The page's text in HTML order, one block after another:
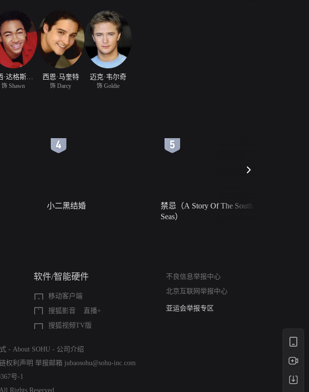
珀西·达格斯三世
饰 Shawn
西恩·马奎特
饰 Darcy
迈克·韦尔奇
饰 Goldie
小二黑结婚
禁忌（A Story Of The South
Seas）
软件/智能硬件
移动客户端
搜狐影音
直播+
搜狐视频TV版
不良信息举报中心
北京互联网举报中心
算法推荐专项举报
亚运会举报专区
- About SOHU - 公司介绍
权利声明 举报邮箱 jubaosohu@sohu-inc.com
号-1
Rights Reserved.